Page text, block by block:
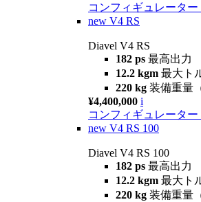
コンフィギュレーター
new V4 RS
Diavel V4 RS
182 ps 最高出力
12.2 kgm 最大ト
220 kg 装備重量
¥4,400,000 i
コンフィギュレーター
new V4 RS 100
Diavel V4 RS 100
182 ps 最高出力
12.2 kgm 最大ト
220 kg 装備重量